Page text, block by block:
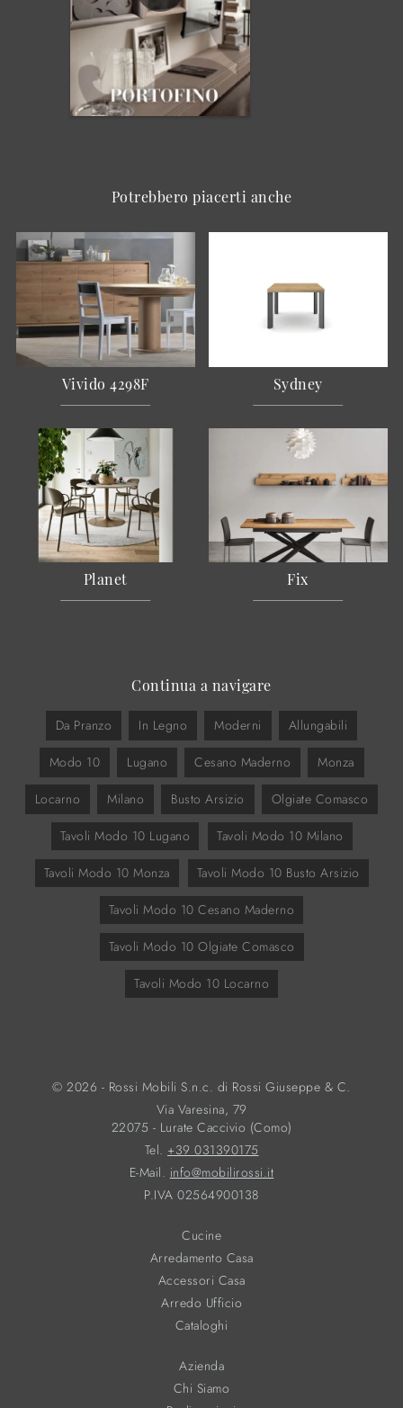
Potrebbero piacerti anche
Vivido 4298F Sydney
Planet Fix
Continua a navigare
Da Pranzo In Legno Moderni Allungabili
Modo 10 Lugano Cesano Maderno Monza
Locarno Milano Busto Arsizio Olgiate Comasco
Tavoli Modo 10 Lugano Tavoli Modo 10 Milano
Tavoli Modo 10 Monza Tavoli Modo 10 Busto Arsizio
Tavoli Modo 10 Cesano Maderno
Tavoli Modo 10 Olgiate Comasco
Tavoli Modo 10 Locarno
© 2026 - Rossi Mobili S.n.c. di Rossi Giuseppe & C.
Via Varesina, 79
22075 - Lurate Caccivio (Como)
Tel. +39 031390175
E-Mail. info@mobilirossi.it
P.IVA 02564900138
Cucine
Arredamento Casa
Accessori Casa
Arredo Ufficio
Cataloghi
Azienda
Chi Siamo